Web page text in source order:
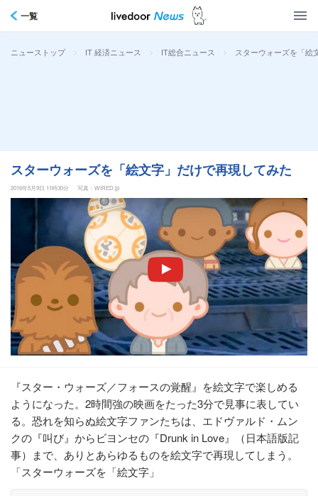
一覧
ニューストップ > IT 経済ニュース > IT総合ニュース > スターウォーズを「絵
スターウォーズを「絵文字」だけで再現してみた
2016年5月9日 11時30分 写真：WIRED.jp
『スター・ウォーズ／フォースの覚醒』を絵文字で楽しめる
ようになった。2時間強の映画をたった3分で見事に表してい
る。恐れを知らぬ絵文字ファンたちは、エドヴァルド・ムン
クの『叫び』からビヨンセの『Drunk in Love』（日本語版記
事）まで、ありとあらゆるものを絵文字で再現してしまう。
「スターウォーズを「絵文字」